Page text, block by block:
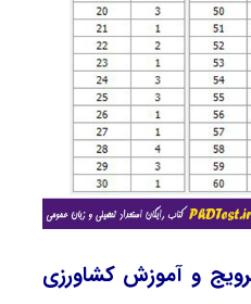
و آموزش کشاورزی